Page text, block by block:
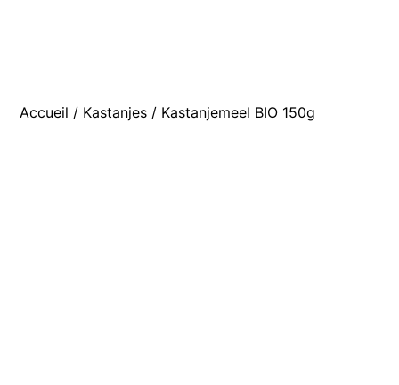
de
Accueil / Kastanjes / Kastanjemeel BIO 150g